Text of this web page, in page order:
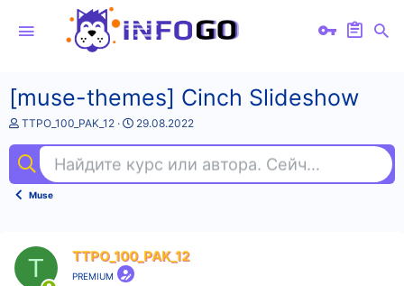
[muse-themes] Cinch Slideshow
А
т
о
т
TTPO_100_PAK_12
Д
а
н
а
29.08.2022
Найдите курс или автора. Сейчас ищут
Muse
T TTPO_100_PAK_12
PREMIUM